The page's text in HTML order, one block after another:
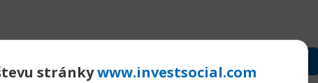
stránkywww.investsocial.com